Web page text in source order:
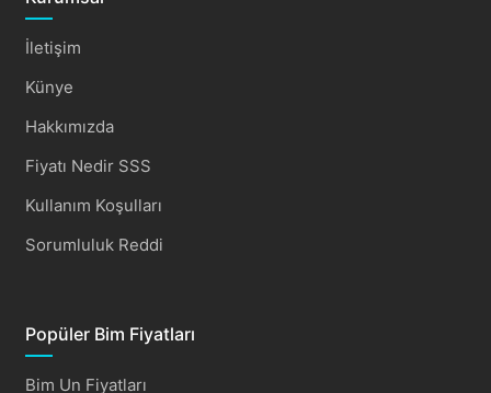
İletişim
Künye
Hakkımızda
Fiyatı Nedir SSS
Kullanım Koşulları
Sorumluluk Reddi
Popüler Bim Fiyatları
Bim Un Fiyatları